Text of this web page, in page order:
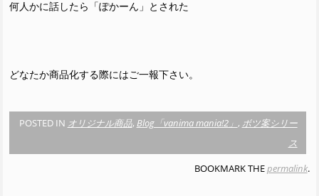
何人かに話したら「ぽかーん」とされた
どなたか商品化する際にはご一報下さい。
POSTED IN オリジナル商品, Blog「vanima mania!2」 , ボツ案シリー
ス
BOOKMARK THEpermalink.